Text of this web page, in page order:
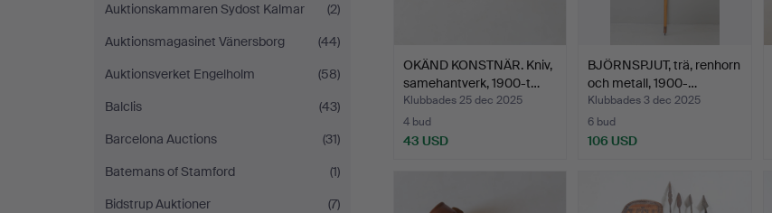
Auktionskammaren Sydost Kalmar
(2)
Auktionsmagasinet Vänersborg
(44)
Auktionsverket Engelholm
(58)
Balclis
(43)
Barcelona Auctions
(31)
Batemans of Stamford
(1)
Bidstrup Auktioner
(7)
OKÄND KONSTNÄR. Kniv,
samehantverk, 1900-t…
Klubbades 25 dec 2025
4 bud
43 USD
BJÖRNSPJUT, trä, renhorn
och metall, 1900-…
Klubbades 3 dec 2025
6 bud
106 USD